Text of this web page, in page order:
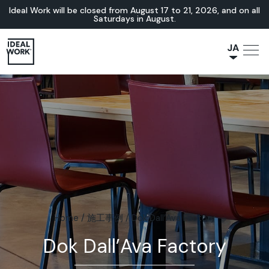
Ideal Work will be closed from August 17 to 21, 2026, and on all
Saturdays in August.
JA
IT
FR
ES
EN
DE
Home / 施工事例 / Dok Dall’Ava Factory
Dok Dall’Ava Factory